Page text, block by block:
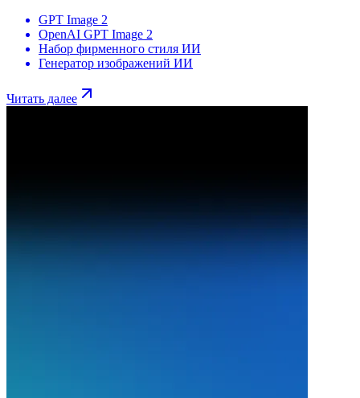
GPT Image 2
OpenAI GPT Image 2
Набор фирменного стиля ИИ
Генератор изображений ИИ
Читать далее